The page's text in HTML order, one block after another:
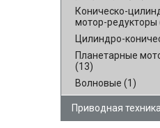
Коническо-
мотор-редукторы
Цилиндро-
Планетарные
(13)
Волновые (1)
Приводная техника